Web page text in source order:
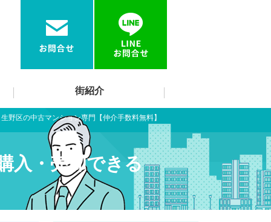
街紹介
生野区の中古マンション専門【仲介手数料無料】
入・売却できる